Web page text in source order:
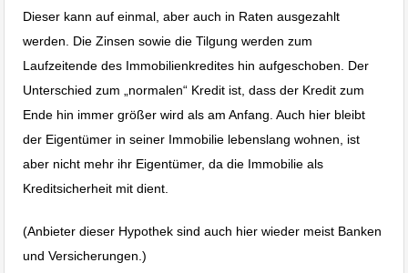
Dieser kann auf einmal, aber auch in Raten ausgezahlt
werden. Die Zinsen sowie die Tilgung werden zum
Laufzeitende des Immobilienkredites hin aufgeschoben. Der
Unterschied zum „normalen“ Kredit ist, dass der Kredit zum
Ende hin immer größer wird als am Anfang. Auch hier bleibt
der Eigentümer in seiner Immobilie lebenslang wohnen, ist
aber nicht mehr ihr Eigentümer, da die Immobilie als
Kreditsicherheit mit dient.
(Anbieter dieser Hypothek sind auch hier wieder meist Banken
und Versicherungen.)